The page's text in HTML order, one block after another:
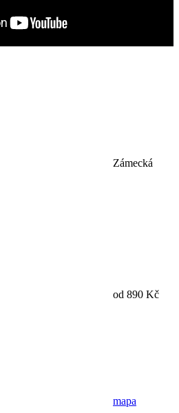
Zámecká
od 890 Kč
mapa